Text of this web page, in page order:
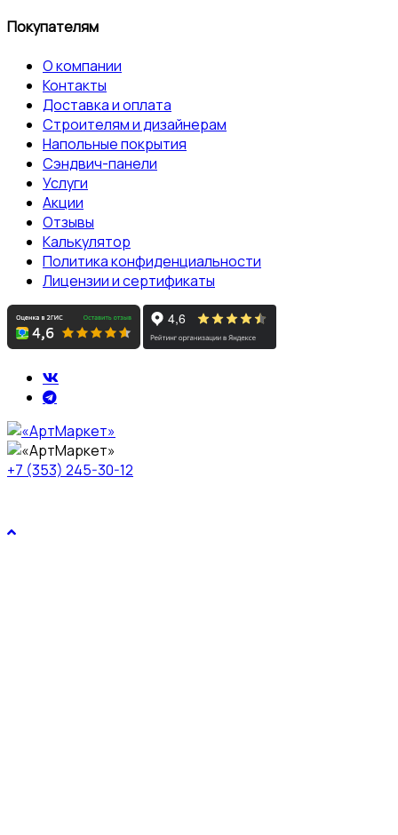
Покупателям
О компании
Контакты
Доставка и оплата
Строителям и дизайнерам
Напольные покрытия
Сэндвич-панели
Услуги
Акции
Отзывы
Калькулятор
Политика конфиденциальности
Лицензии и сертификаты
+7 (353) 245-30-12